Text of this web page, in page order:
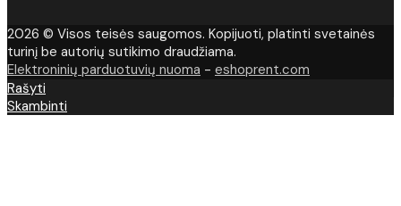
2026 © Visos teisės saugomos. Kopijuoti, platinti svetainės
turinį be autorių sutikimo draudžiama.
Elektroninių parduotuvių nuoma - eshoprent.com
Rašyti
Skambinti